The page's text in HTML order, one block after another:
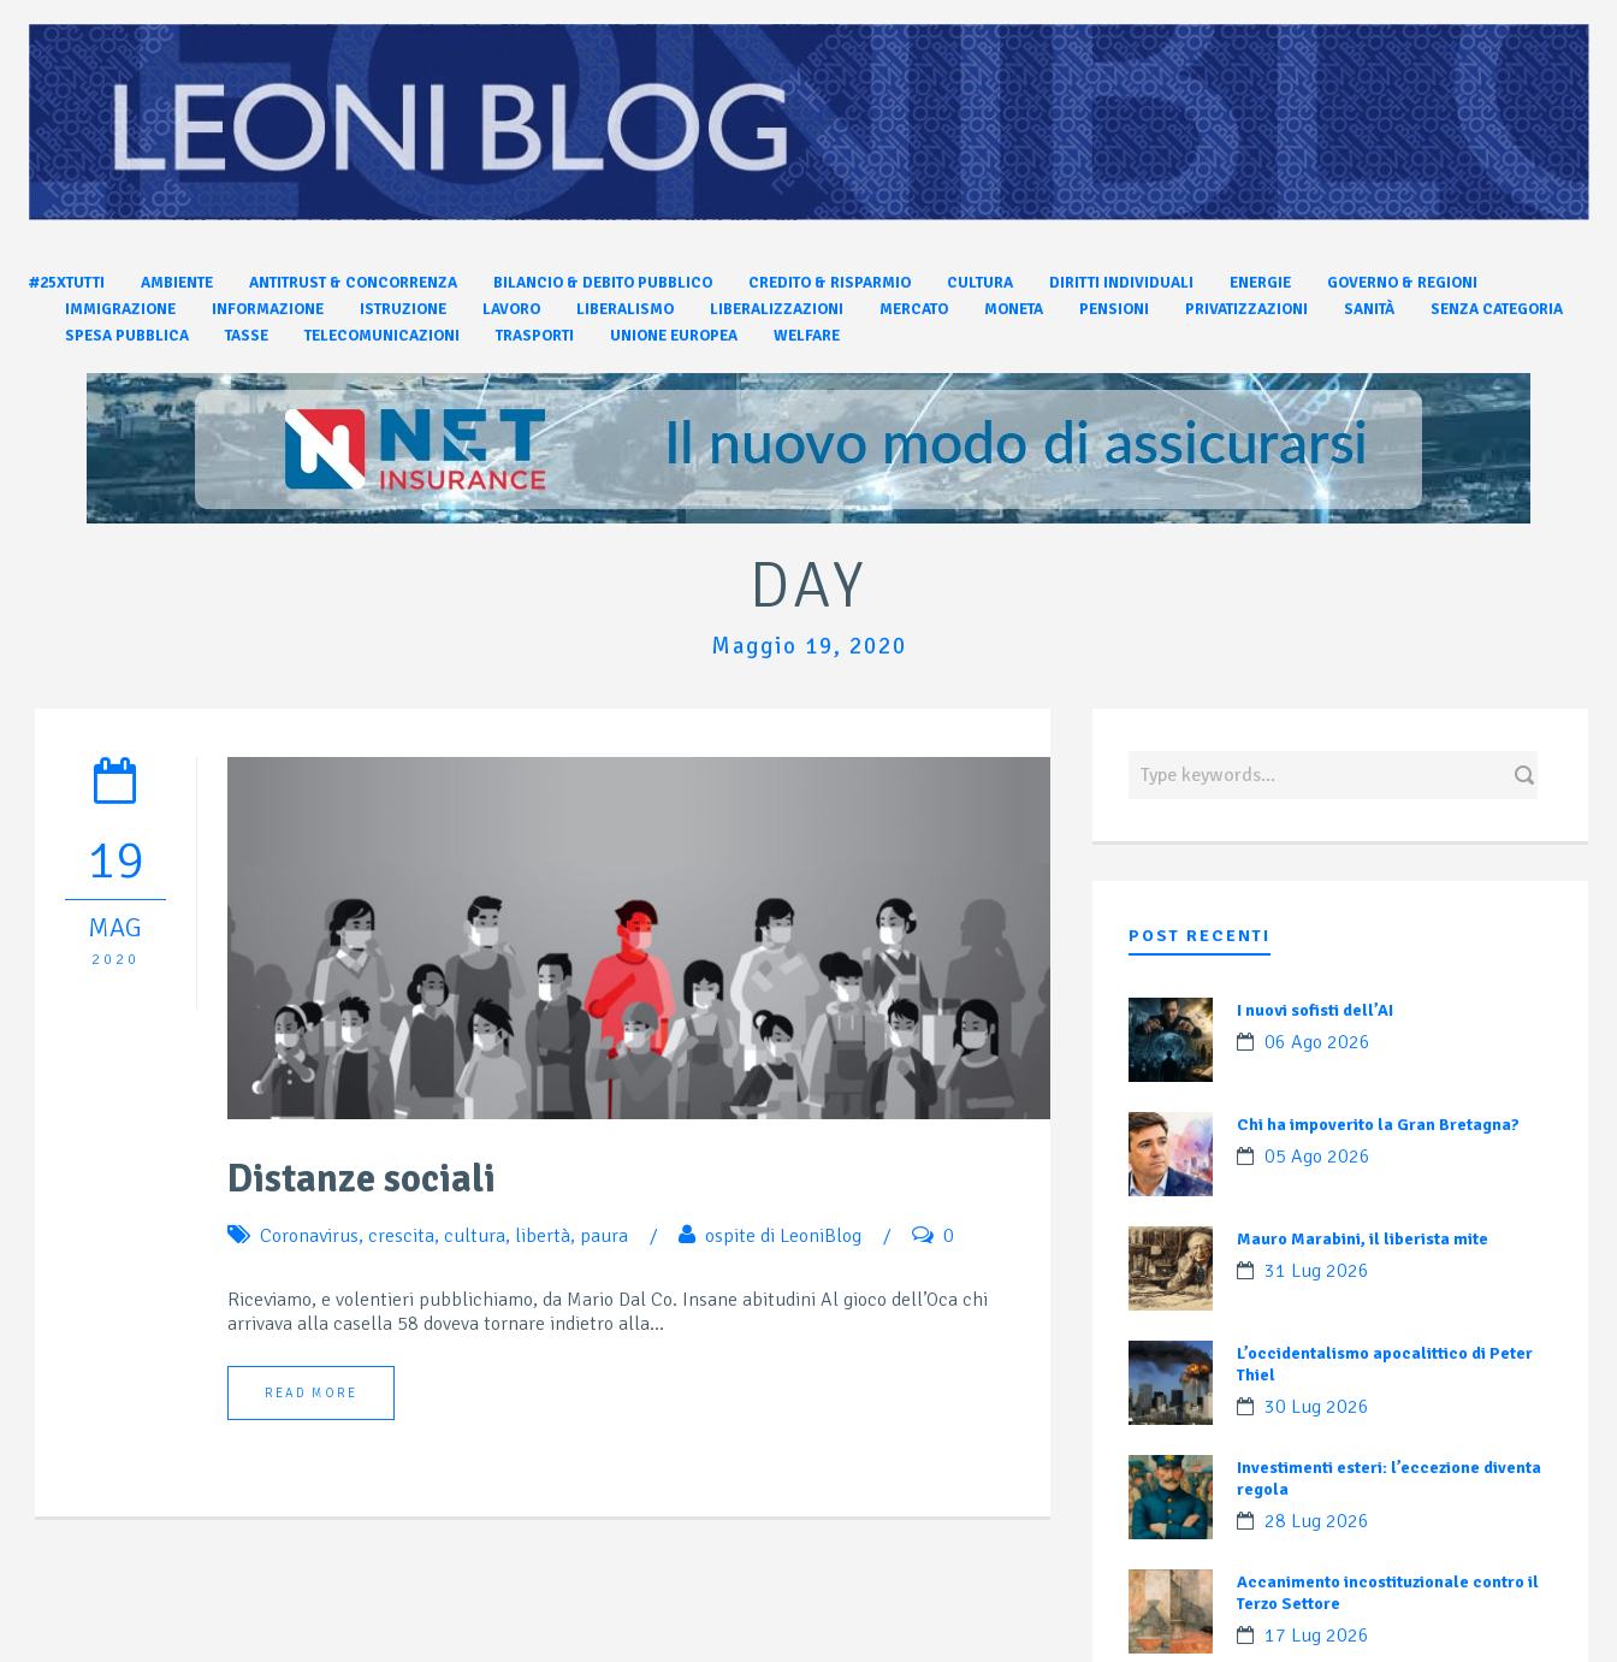
#25XTUTTI AMBIENTE ANTITRUST & CONCORRENZA BILANCIO & DEBITO PUBBLICO CREDITO & RISPARMIO CULTURA DIRITTI INDIVIDUALI ENERGIE
GOVERNO & REGIONI
IMMIGRAZIONE
INFORMAZIONE ISTRUZIONE LAVORO LIBERALISMO LIBERALIZZAZIONI MERCATO MONETA PENSIONI PRIVATIZZAZIONI SANITÀ
SENZA CATEGORIA
SPESA PUBBLICA
TASSE TELECOMUNICAZIONI TRASPORTI UNIONE EUROPEA WELFARE
DAY
Maggio 19, 2020
19
MAG
2020
Distanze sociali
Coronavirus, crescita, cultura, libertà, paura / ospite di LeoniBlog / 0
Riceviamo, e volentieri pubblichiamo, da Mario Dal Co. Insane abitudini Al gioco dell’Oca chi
arrivava alla casella 58 doveva tornare indietro alla...
READ MORE
POST RECENTI
I nuovi sofisti dell’AI
06 Ago 2026
Chi ha impoverito la Gran Bretagna?
05 Ago 2026
Mauro Marabini, il liberista mite
31 Lug 2026
L’occidentalismo apocalittico di Peter
Thiel
30 Lug 2026
Investimenti esteri: l’eccezione diventa
regola
28 Lug 2026
Accanimento incostituzionale contro il
Terzo Settore
17 Lug 2026